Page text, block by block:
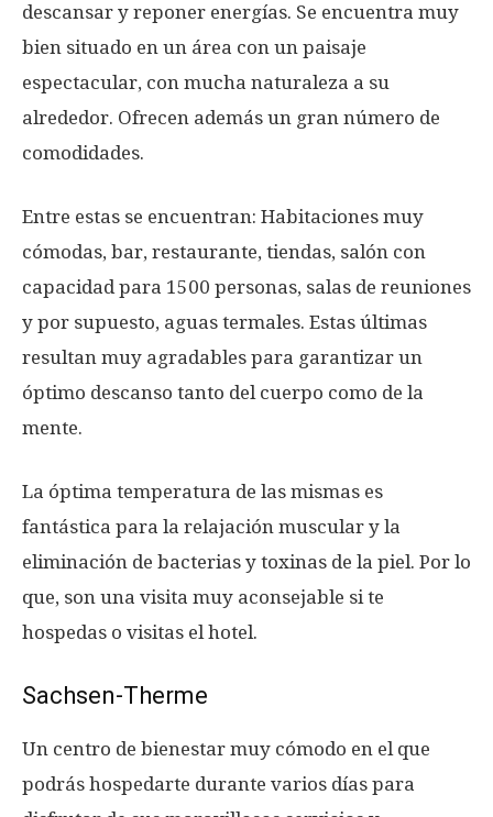
descansar y reponer energías. Se encuentra muy
bien situado en un área con un paisaje
espectacular, con mucha naturaleza a su
alrededor. Ofrecen además un gran número de
comodidades.
Entre estas se encuentran: Habitaciones muy
cómodas, bar, restaurante, tiendas, salón con
capacidad para 1500 personas, salas de reuniones
y por supuesto, aguas termales. Estas últimas
resultan muy agradables para garantizar un
óptimo descanso tanto del cuerpo como de la
mente.
La óptima temperatura de las mismas es
fantástica para la relajación muscular y la
eliminación de bacterias y toxinas de la piel. Por lo
que, son una visita muy aconsejable si te
hospedas o visitas el hotel.
Sachsen-Therme
Un centro de bienestar muy cómodo en el que
podrás hospedarte durante varios días para